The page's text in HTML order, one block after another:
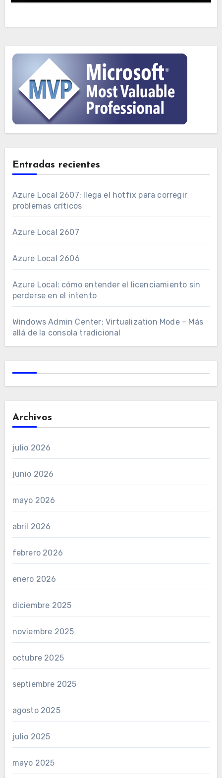
Entradas recientes
Azure Local 2607: llega el hotfix para corregir
problemas críticos
Azure Local 2607
Azure Local 2606
Azure Local: cómo entender el licenciamiento sin
perderse en el intento
Windows Admin Center: Virtualization Mode – Más
allá de la consola tradicional
Archivos
julio 2026
junio 2026
mayo 2026
abril 2026
febrero 2026
enero 2026
diciembre 2025
noviembre 2025
octubre 2025
septiembre 2025
agosto 2025
julio 2025
mayo 2025